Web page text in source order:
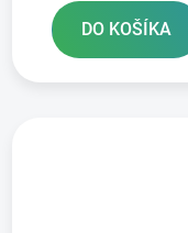
DO KOŠÍKA